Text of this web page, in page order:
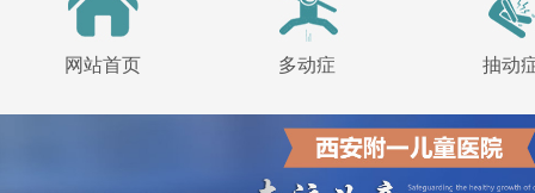
网站首页 多动症 抽动